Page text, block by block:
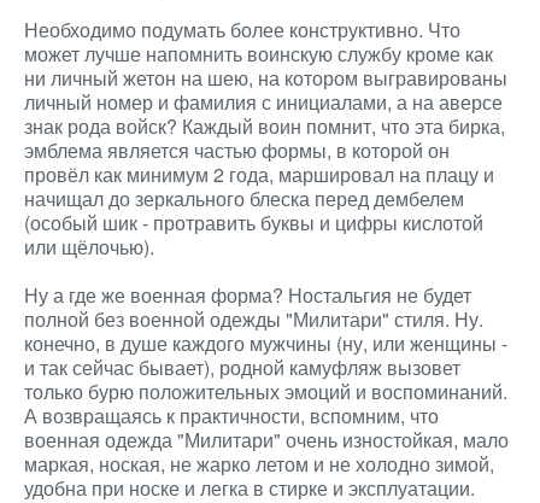
Необходимо подумать более конструктивно. Что
может лучше напомнить воинскую службу кроме как
ни личный жетон на шею, на котором выгравированы
личный номер и фамилия с инициалами, а на аверсе
знак рода войск? Каждый воин помнит, что эта бирка,
эмблема является частью формы, в которой он
провёл как минимум 2 года, маршировал на плацу и
начищал до зеркального блеска перед дембелем
(особый шик - протравить буквы и цифры кислотой
или щёлочью).
Ну а где же военная форма? Ностальгия не будет
полной без военной одежды "Милитари" стиля. Ну.
конечно, в душе каждого мужчины (ну, или женщины -
и так сейчас бывает), родной камуфляж вызовет
только бурю положительных эмоций и воспоминаний.
А возвращаясь к практичности, вспомним, что
военная одежда "Милитари" очень изностойкая, мало
маркая, ноская, не жарко летом и не холодно зимой,
удобна при носке и легка в стирке и эксплуатации.